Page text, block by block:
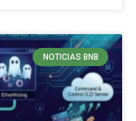
NOTICIAS BNB